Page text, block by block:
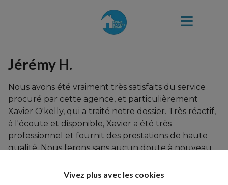
Vivez plus avec les cookies
Jérémy H.
Nous avons été vraiment très satisfaits du service
procuré par cette agence, et particulièrement
Xavier O'kelly, qui a traité notre dossier. Très réactif,
à l'écoute et disponible, Xavier a été très
professionnel et fournit des prestations de haute
qualité. Nous ferons sans aucun doute à nouveau